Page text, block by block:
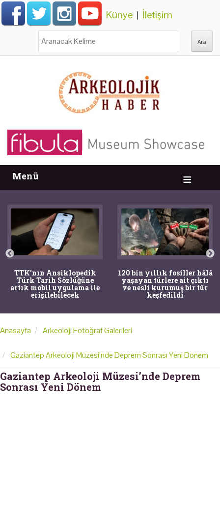
Künye | İletişim
Menü
TTK'nın Ansiklopedik
Türk Tarih Sözlüğüne
artık mobil uygulama ile
erişilebilecek
120 bin yıllık fosiller hâlâ
yaşayan türlere ait çıktı
ve nesli kurumuş bir tür
keşfedildi
Anasayfa Arkeoloji Fotoğraf Galerileri
Gaziantep Arkeoloji Müzesi’nde Deprem Sonrası Yeni Dönem
Gaziantep Arkeoloji Müzesi’nde Deprem
Sonrası Yeni Dönem